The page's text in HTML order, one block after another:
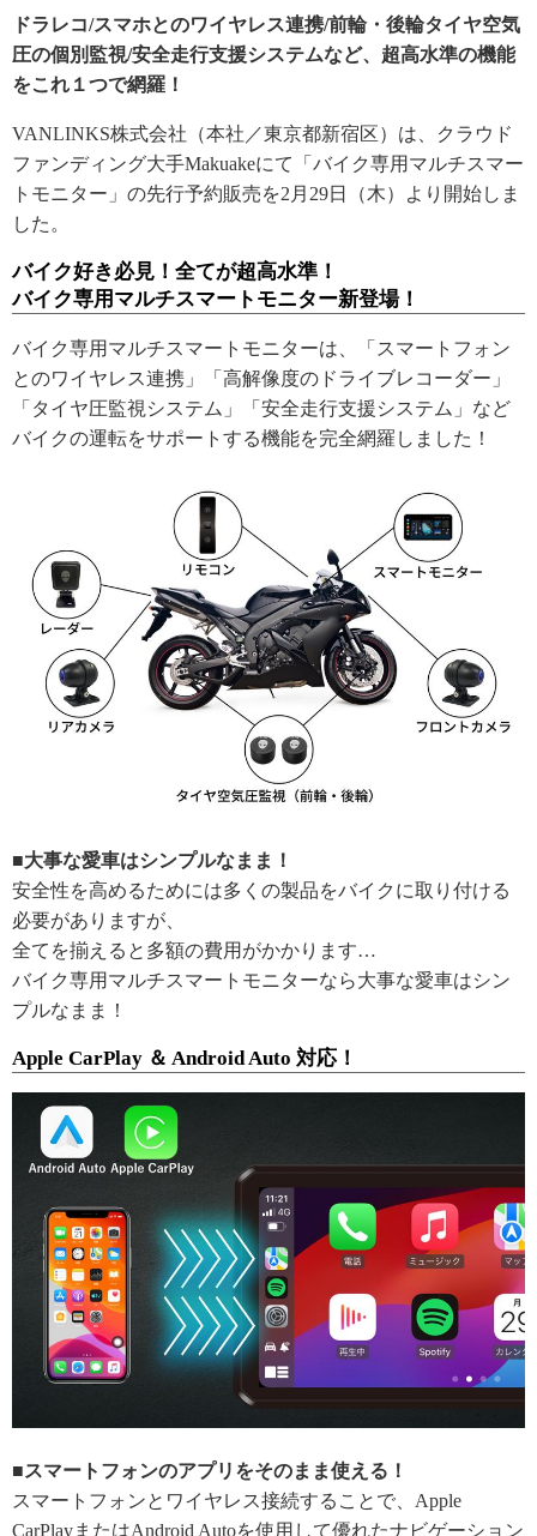
ドラレコ/スマホとのワイヤレス連携/前輪・後輪タイヤ空気
圧の個別監視/安全走行支援システムなど、超高水準の機能
をこれ１つで網羅！
VANLINKS株式会社（本社／東京都新宿区）は、クラウド
ファンディング大手Makuakeにて「バイク専用マルチスマー
トモニター」の先行予約販売を2月29日（木）より開始しま
した。
バイク好き必見！全てが超高水準！
バイク専用マルチスマートモニター新登場！
バイク専用マルチスマートモニターは、「スマートフォン
とのワイヤレス連携」「高解像度のドライブレコーダー」
「タイヤ圧監視システム」「安全走行支援システム」など
バイクの運転をサポートする機能を完全網羅しました！
■大事な愛車はシンプルなまま！
安全性を高めるためには多くの製品をバイクに取り付ける
必要がありますが、
全てを揃えると多額の費用がかかります…
バイク専用マルチスマートモニターなら大事な愛車はシン
プルなまま！
Apple CarPlay ＆ Android Auto 対応！
■スマートフォンのアプリをそのまま使える！
スマートフォンとワイヤレス接続することで、Apple
CarPlayまたはAndroid Autoを使用して優れたナビゲーション